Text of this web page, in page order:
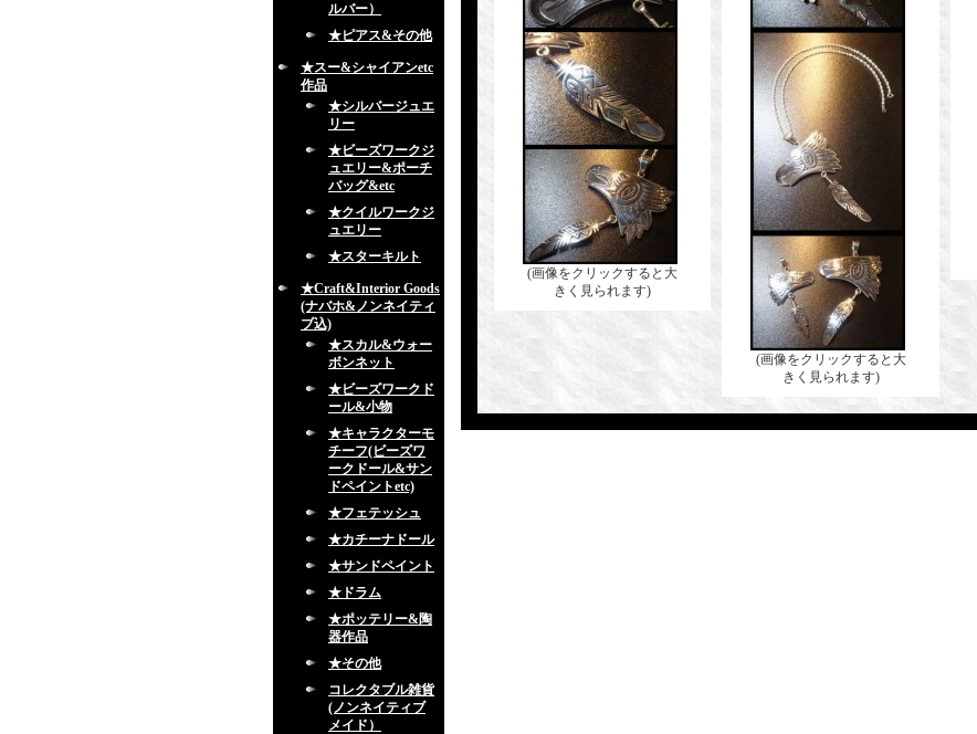
ルバー）
★ピアス&その他
★スー&シャイアンetc
作品
★シルバージュエ
リー
★ビーズワークジ
ュエリー&ポーチ
バッグ&etc
★クイルワークジ
ュエリー
★スターキルト
★Craft&Interior Goods
(ナバホ&ノンネイティ
ブ込)
★スカル&ウォー
ボンネット
★ビーズワークド
ール&小物
★キャラクターモ
チーフ(ビーズワ
ークドール&サン
ドペイントetc)
★フェテッシュ
★カチーナドール
★サンドペイント
★ドラム
★ポッテリー&陶
器作品
★その他
コレクタブル雑貨
(ノンネイティブ
メイド）
(画像をクリックすると大
きく見られます)
(画像をクリックすると大
きく見られます)